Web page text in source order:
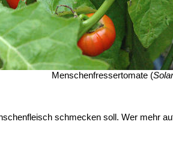
Menschenfressertomate (
schmecken soll. Wer mehr